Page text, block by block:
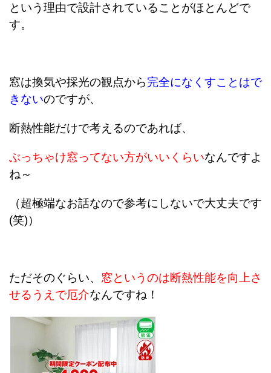
という理由で設計されていることがほとんどで
す。
窓は換気や採光の観点から完全になくすことはで
きないのですが、
断熱性能だけで考えるのであれば、
ぶっちゃけ窓ってない方がいいくらいなんですよ
ね～
（超極端なお話なので参考にしないで大丈夫です
(笑)）
ただそのぐらい、 窓というのは断熱性能を向上さ
せるうえで厄介なんですね！